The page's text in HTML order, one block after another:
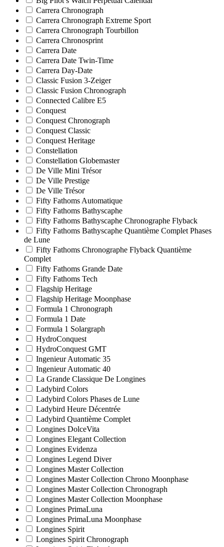
Carrera Chronograph
Carrera Chronograph Extreme Sport
Carrera Chronograph Tourbillon
Carrera Chronosprint
Carrera Date
Carrera Date Twin-Time
Carrera Day-Date
Classic Fusion 3-Zeiger
Classic Fusion Chronograph
Connected Calibre E5
Conquest
Conquest Chronograph
Conquest Classic
Conquest Heritage
Constellation
Constellation Globemaster
De Ville Mini Trésor
De Ville Prestige
De Ville Trésor
Fifty Fathoms Automatique
Fifty Fathoms Bathyscaphe
Fifty Fathoms Bathyscaphe Chronographe Flyback
Fifty Fathoms Bathyscaphe Quantième Complet Phases
de Lune
Fifty Fathoms Chronographe Flyback Quantième
Complet
Fifty Fathoms Grande Date
Fifty Fathoms Tech
Flagship Heritage
Flagship Heritage Moonphase
Formula 1 Chronograph
Formula 1 Date
Formula 1 Solargraph
HydroConquest
HydroConquest GMT
Ingenieur Automatic 35
Ingenieur Automatic 40
La Grande Classique De Longines
Ladybird Colors
Ladybird Colors Phases de Lune
Ladybird Heure Décentrée
Ladybird Quantième Complet
Longines DolceVita
Longines Elegant Collection
Longines Evidenza
Longines Legend Diver
Longines Master Collection
Longines Master Collection Chrono Moonphase
Longines Master Collection Chronograph
Longines Master Collection Moonphase
Longines PrimaLuna
Longines PrimaLuna Moonphase
Longines Spirit
Longines Spirit Chronograph